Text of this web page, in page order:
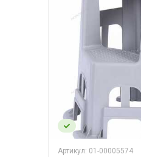
Артикул: 01-00005574